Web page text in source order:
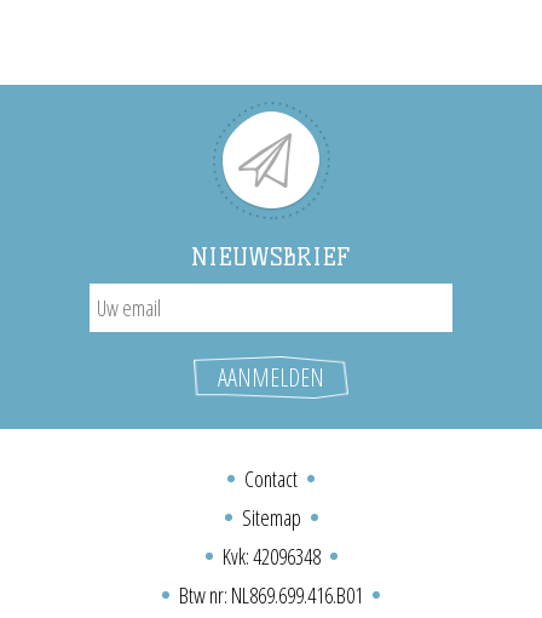
NIEUWSBRIEF
Contact
Sitemap
Kvk: 42096348
Btw nr: NL869.699.416.B01